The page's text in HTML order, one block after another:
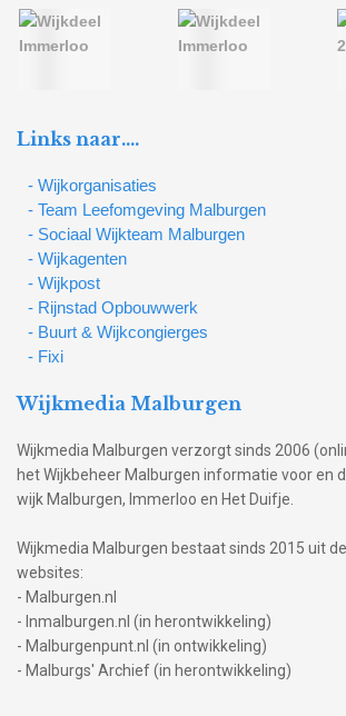
Links naar….
- Wijkorganisaties
- Team Leefomgeving Malburgen
- Sociaal Wijkteam Malburgen
- Wijkagenten
- Wijkpost
- Rijnstad Opbouwwerk
- Buurt & Wijkcongierges
- Fixi
Wijkmedia Malburgen
Wijkmedia Malburgen verzorgt sinds 2006
het Wijkbeheer Malburgen informatie voor en
wijk Malburgen, Immerloo en Het Duifje.
Wijkmedia Malburgen bestaat sinds 2015 uit
websites:
- Malburgen.nl
- Inmalburgen.nl (in herontwikkeling)
- Malburgenpunt.nl (in ontwikkeling)
- Malburgs' Archief (in herontwikkeling)